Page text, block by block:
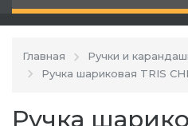
Главная Ручки и
Ручка шариковая TRIS
Ручка